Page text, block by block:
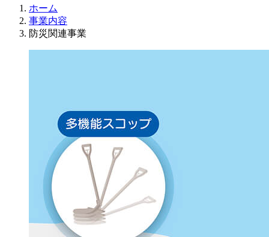
ホーム
事業内容
防災関連事業